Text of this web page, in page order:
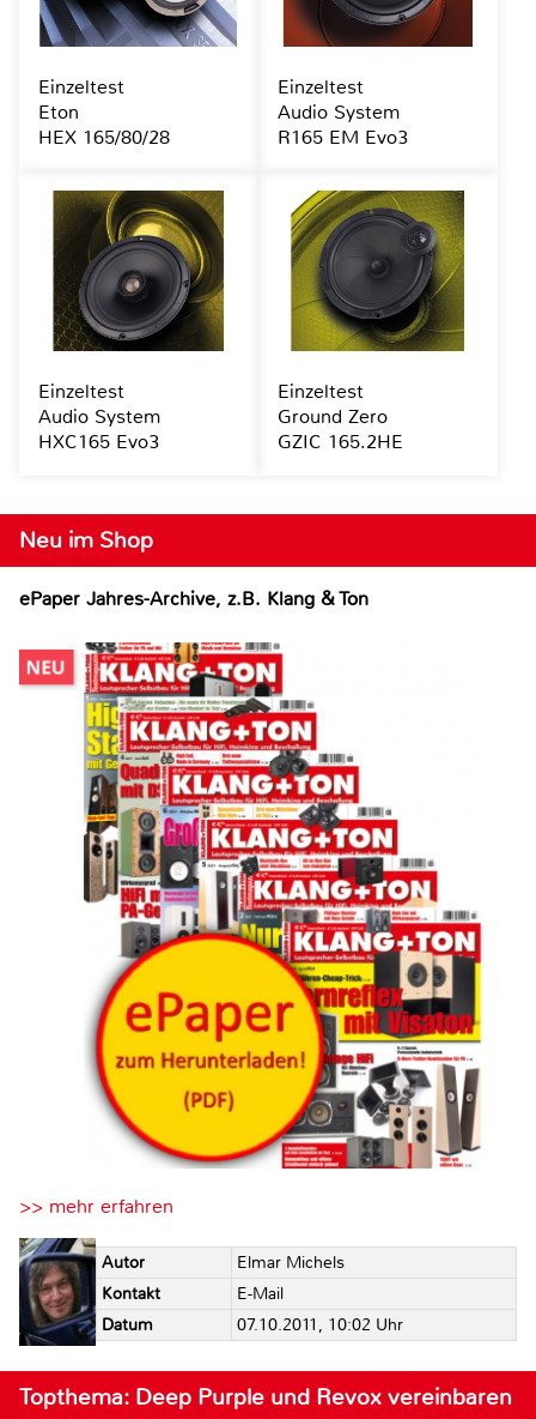
Neu im Shop
ePaper Jahres-Archive, z.B. Klang & Ton
>> mehr erfahren
Autor
Elmar Michels
Kontakt
E-Mail
Datum
07.10.2011, 10:02 Uhr
Topthema: Deep Purple und Revox vereinbaren
Einzeltest
Eton
HEX 165/80/28
Einzeltest
Audio System
R165 EM Evo3
Einzeltest
Audio System
HXC165 Evo3
Einzeltest
Ground Zero
GZIC 165.2HE